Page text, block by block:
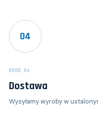
04
KROK 04
Dostawa
Wysyłamy wyroby w